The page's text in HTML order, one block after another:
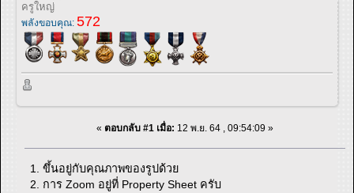
ครูใหญ่
พลังขอบคุณ: 572
« ตอบกลับ #1 เมื่อ: 12 พ.ย. 64 , 09:54:09 »
1. ขึ้นอยู่กับคุณภาพของรูปด้วย
2. การ Zoom อยู่ที่ Property Sheet ครับ